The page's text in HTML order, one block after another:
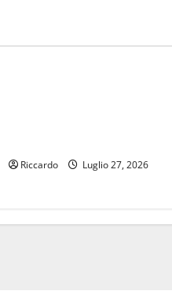
Riccardo Luglio 27, 2026